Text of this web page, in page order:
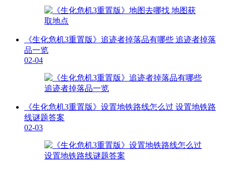
《生化危机3重置版》追迹者掉落品有哪些 追迹者掉落
品一览
02-04
《生化危机3重置版》设置地铁路线怎么过 设置地铁路
线谜题答案
02-03